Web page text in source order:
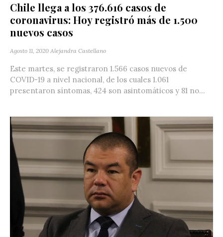
Chile llega a los 376.616 casos de
coronavirus: Hoy registró más de 1.500
nuevos casos
Agosto 11, 2020 Alejandra Castellano
Este martes, se registraron 1.566 casos nuevos de
COVID-19 a nivel nacional, de los cuales 1.061
presentaron síntomas, 424 son asintomáticos y 81 no...